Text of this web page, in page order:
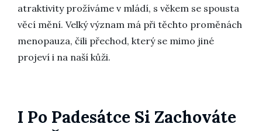
atraktivity prožíváme v mládí, s věkem se spousta
věcí mění. Velký význam má při těchto proměnách
menopauza, čili přechod, který se mimo jiné
projeví i na naší kůži.
I Po Padesátce Si Zachováte